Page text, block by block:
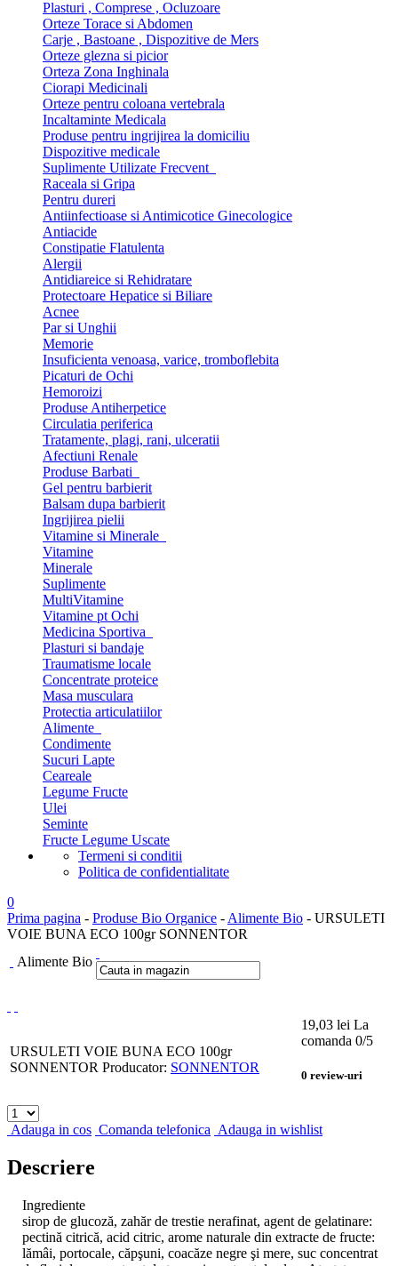
Plasturi , Comprese , Ocluzoare
Orteze Torace si Abdomen
Carje , Bastoane , Dispozitive de Mers
Orteze glezna si picior
Orteza Zona Inghinala
Ciorapi Medicinali
Orteze pentru coloana vertebrala
Incaltaminte Medicala
Produse pentru ingrijirea la domiciliu
Dispozitive medicale
Suplimente Utilizate Frecvent
Raceala si Gripa
Pentru dureri
Antiinfectioase si Antimicotice Ginecologice
Antiacide
Constipatie Flatulenta
Alergii
Antidiareice si Rehidratare
Protectoare Hepatice si Biliare
Acnee
Par si Unghii
Memorie
Insuficienta venoasa, varice, tromboflebita
Picaturi de Ochi
Hemoroizi
Produse Antiherpetice
Circulatia periferica
Tratamente, plagi, rani, ulceratii
Afectiuni Renale
Produse Barbati
Gel pentru barbierit
Balsam dupa barbierit
Ingrijirea pielii
Vitamine si Minerale
Vitamine
Minerale
Suplimente
MultiVitamine
Vitamine pt Ochi
Medicina Sportiva
Plasturi si bandaje
Traumatisme locale
Concentrate proteice
Masa musculara
Protectia articulatiilor
Alimente
Condimente
Sucuri Lapte
Ceareale
Legume Fructe
Ulei
Seminte
Fructe Legume Uscate
Termeni si conditii
Politica de confidentialitate
0
Prima pagina - Produse Bio Organice - Alimente Bio - URSULETI
VOIE BUNA ECO 100gr SONNENTOR
Alimente Bio
URSULETI VOIE BUNA ECO 100gr
SONNENTOR Producator: SONNENTOR
19,03 lei La
comanda 0/5
0 review-uri
Adauga in cos Comanda telefonica Adauga in wishlist
Descriere
Ingrediente
sirop de glucoză, zahăr de trestie nerafinat, agent de gelatinare:
pectină citrică, acid citric, arome naturale din extracte de fructe:
lămâi, portocale, căpşuni, coacăze negre şi mere, suc concentrat